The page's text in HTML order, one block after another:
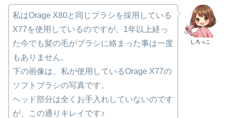
しろっこ
私はOrage X80と同じブラシを採用している
X77を使用しているのですが、1年以上経っ
た今でも髪の毛がブラシに絡まった事は一度
もありません。
下の画像は、私が使用しているOrage X77の
ソフトブラシの写真です。
ヘッド部分は全くお手入れしていないのです
が、この通りキレイです♪